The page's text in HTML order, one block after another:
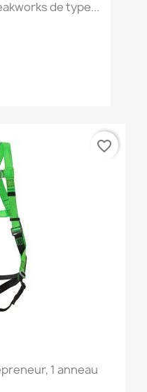
de type...
1 anneau
favorite_border